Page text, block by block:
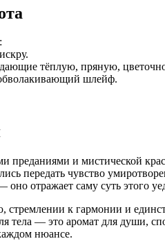
тёплую, пряную,
шлейф.
преданиями и мистической
передать чувство
отражает саму суть этого
к гармонии и
тела — это аромат для души,
нюансе.